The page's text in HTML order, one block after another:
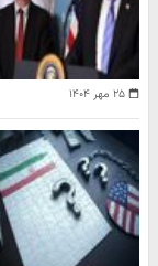
۲۵ مهر ۱۴۰۴